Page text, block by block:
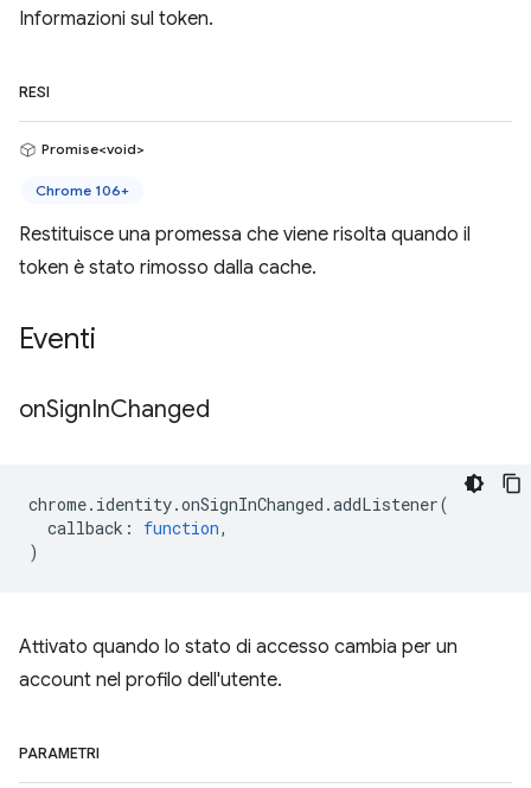
Informazioni sul token.
RESI
Promise<void>
Chrome 106+
Restituisce una promessa che viene risolta quando il
token è stato rimosso dalla cache.
Eventi
onSignInChanged
chrome. identity.onSignInChanged .addListener(
callback : function,
)
Attivato quando lo stato di accesso cambia per un
account nel profilo dell'utente.
PARAMETRI